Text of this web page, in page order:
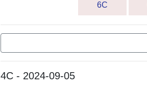
6C
4C - 2024-09-05